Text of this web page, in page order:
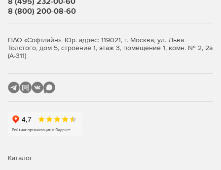
Использование встроенного редактора SQL-
Работа в современном графическом интерфейсе
пользователя.
Бесплатная подписка на один год сопровождения ПО.
обслуживания.
8 (800) 200-08-60
ПАО «Софтлайн». Юр. адрес: 119021, г. Москва, ул. Льва
Толстого, дом 5, строение 1, этаж 3, помещение 1, комн. № 2, 2а
(А-311)
Каталог